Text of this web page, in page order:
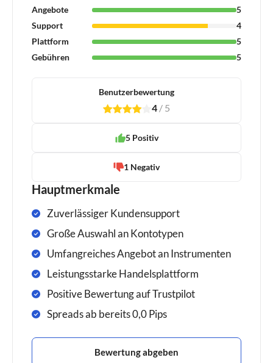
Angebote
5
Support
4
Plattform
5
Gebühren
5
Benutzerbewertung
1 2 3 4 4 / 5
5 Positiv
1 Negativ
Hauptmerkmale
Zuverlässiger Kundensupport
Große Auswahl an Kontotypen
Umfangreiches Angebot an Instrumenten
Leistungsstarke Handelsplattform
Positive Bewertung auf Trustpilot
Spreads ab bereits 0,0 Pips
Bewertung abgeben